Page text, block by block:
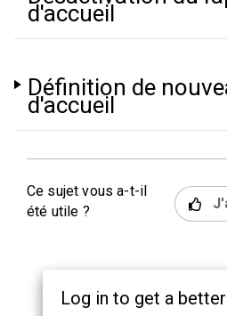
d'accueil
Définition de
d'accueil
Ce sujet vous a-t-il
été utile ?
Log in to get a